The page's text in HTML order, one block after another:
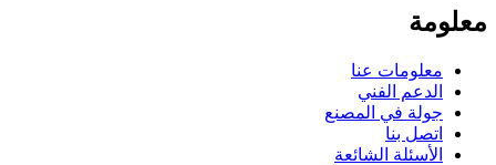
معلومة
معلومات عنا
الدعم الفني
جولة في المصنع
اتصل بنا
الأسئلة الشائعة